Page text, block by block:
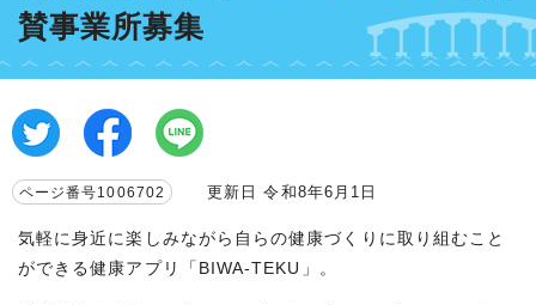
賛事業所募集
ページ番号1006702 更新日 令和8年6月1日
気軽に身近に楽しみながら自らの健康づくりに取り組むこと
ができる健康アプリ「BIWA-TEKU」。